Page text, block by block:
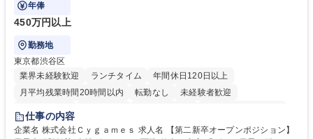
年俸
450万円以上
勤務地
東京都渋谷区
業界未経験歓迎
ランチタイム
年間休日120日以上
月平均残業時間20時間以内
転勤なし
未経験者歓迎
住宅手当あり
交通費支給
土日祝休み 服装自由 昼食補助あり
第二新卒歓迎
仕事の内容
企業名 株式会社Ｃｙｇａｍｅｓ 求人名 【第二新卒オープンポジション】